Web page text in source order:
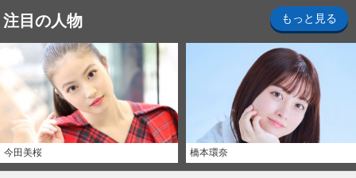
注目の人物 もっと見る
今田美桜 橋本環奈